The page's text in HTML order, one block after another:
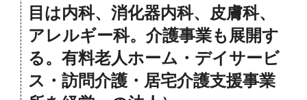
目は内科、消化器内科、皮膚科、
アレルギー科。介護事業も展開す
る。有料老人ホーム・デイサービ
ス・訪問介護・居宅介護支援事業